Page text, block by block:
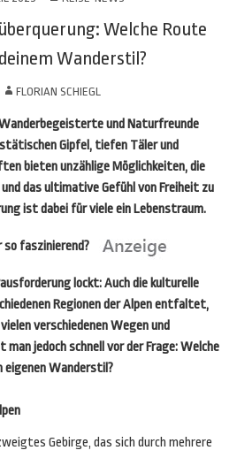
Welche Route
Wanderstil?
FLORIAN SCHIEGL
und Naturfreunde
Gipfel, tiefen Täler und
bieten unzählige Möglichkeiten, die
das ultimative Gefühl von Freiheit zu
ist dabei für viele ein Lebenstraum.
so faszinierend?
lockt: Auch die kulturelle
Regionen der Alpen entfaltet,
verschiedenen Wegen und
jedoch schnell vor der Frage: Welche
eigenen Wanderstil?
Gebirge, das sich durch mehrere